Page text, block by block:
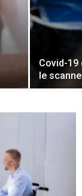
Covid-19
le